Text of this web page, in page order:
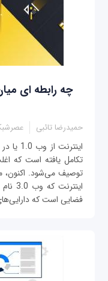
حمیدرضا تائبی
تکامل یافته است که
توصیف می‌شود. اکنون،
فضایی است که